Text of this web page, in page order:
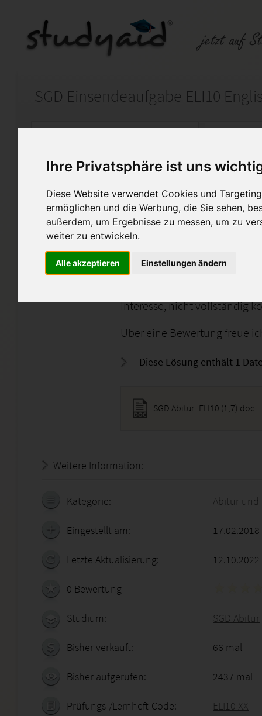
Ihre Privatsphäre ist uns
Diese Website verwendet Cookies und
ermöglichen und die Werbung, die Sie sehen,
außerdem, um Ergebnisse zu messen, um zu
weiter zu entwickeln.
Alle akzeptieren Einstellungen ändern
SGD Einsendeaufgabe ELI10
Auf StudyAid.de verkaufen
Startseite Abitur und Hochschule
ELI10 - Englisch Note 1,7
Sie kaufen die vollständige
(ELI10 XX) zum Lernheft
Die Kommentare des
enthalten.
Interesse, nicht vollständig
Über eine Bewertung freue
Diese Lösung enthält 1
SGD Abitur_ELI10 (1,7).doc
Weitere Information:
Kategorie: Abitur und
Eingestellt am:
Letzte Aktualisierung: 12.10.2022
0 Bewertung
Studium: SGD Abitur
Bisher verkauft: 66 mal
Bisher aufgerufen: 2437 mal
Prüfungs-/Lernheft-Code: ELI10 XX